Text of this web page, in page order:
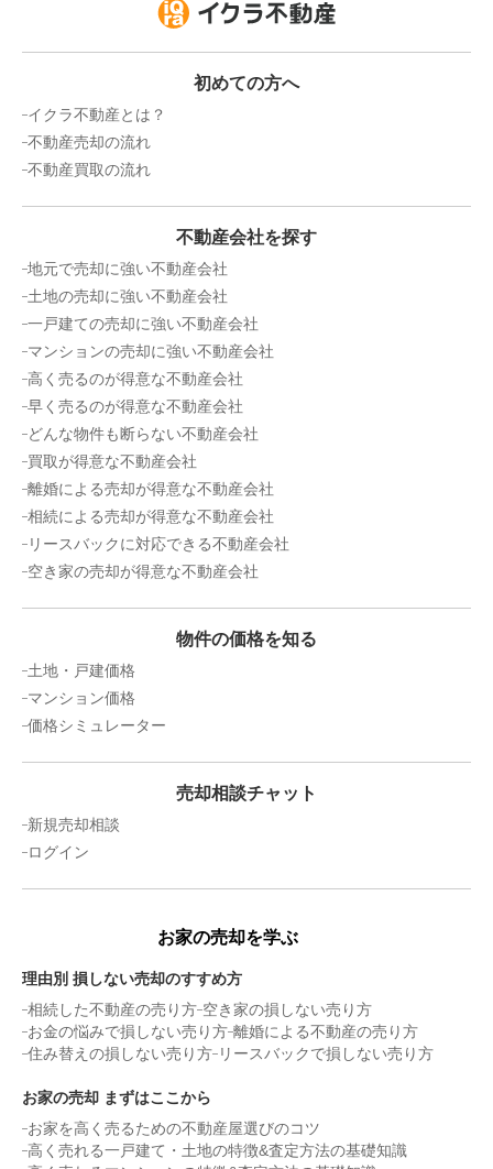
1,600万円
階数:9階
ファミール西町ポートサイド
専有面積:
株式会社 不動産の依頼所
4,400 万円
アルファステイツ那覇古波蔵
階数:
株式会社センターマウンテン
沖縄県那覇市真嘉比一丁目11-12
売却相場価格：5,800万円
所在地 沖縄県那覇市字識名1186-1
売却相場価格：
タカラマンションマキシー1
沖縄県那覇市牧志2丁目16-46
売却相場価格：1,000万円
グリーンハイツ那覇
所在地 沖縄県那覇市松尾2丁目19-39
売却相場価格：2,700万円
アーバンパレット新都心
所在地 沖縄県那覇市字安里91-1
売却相場価格：5,200万円
メゾン高倉安里
所在地 沖縄県那覇市安里1丁目1-45
ルサンク那覇西街
所在地 沖縄県那覇市西2丁目21
売却相場価格：3,800
プライムレジデンス長田
売却相場価格：
ライオンズマンション大文閣
沖縄県那覇市松山1丁目15-20
首里ハイム観音堂前
所在地 沖縄県那覇市字松川438-1
稲和マンション
所在地 沖縄県那覇市泊1丁目1-1
初めての方へ
イクラ不動産とは？
不動産売却の流れ
不動産買取の流れ
不動産会社を探す
地元で売却に強い不動産会社
土地の売却に強い不動産会社
一戸建ての売却に強い不動産会社
マンションの売却に強い不動産会社
高く売るのが得意な不動産会社
早く売るのが得意な不動産会社
どんな物件も断らない不動産会社
買取が得意な不動産会社
離婚による売却が得意な不動産会社
相続による売却が得意な不動産会社
リースバックに対応できる不動産会社
空き家の売却が得意な不動産会社
物件の価格を知る
土地・戸建価格
マンション価格
価格シミュレーター
売却相談チャット
新規売却相談
ログイン
お家の売却を学ぶ
理由別 損しない売却のすすめ方
相続した不動産の売り方 空き家の損しない売り方
お金の悩みで損しない売り方 離婚による不動産の売り方
住み替えの損しない売り方 リースバックで損しない売り方
お家の売却 まずはここから
お家を高く売るための不動産屋選びのコツ
高く売れる一戸建て・土地の特徴&査定方法の基礎知識